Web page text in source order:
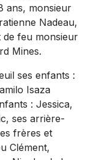
ans, monsieur
Nadeau,
de feu monsieur
Mines.
ses enfants :
Isaza
: Jessica,
ses arrière-
frères et
Clément,